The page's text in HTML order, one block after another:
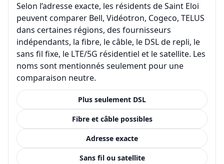
Selon l’adresse exacte, les résidents de Saint Eloi
peuvent comparer Bell, Vidéotron, Cogeco, TELUS
dans certaines régions, des fournisseurs
indépendants, la fibre, le câble, le DSL de repli, le
sans fil fixe, le LTE/5G résidentiel et le satellite. Les
noms sont mentionnés seulement pour une
comparaison neutre.
Plus seulement DSL
Fibre et câble possibles
Adresse exacte
Sans fil ou satellite